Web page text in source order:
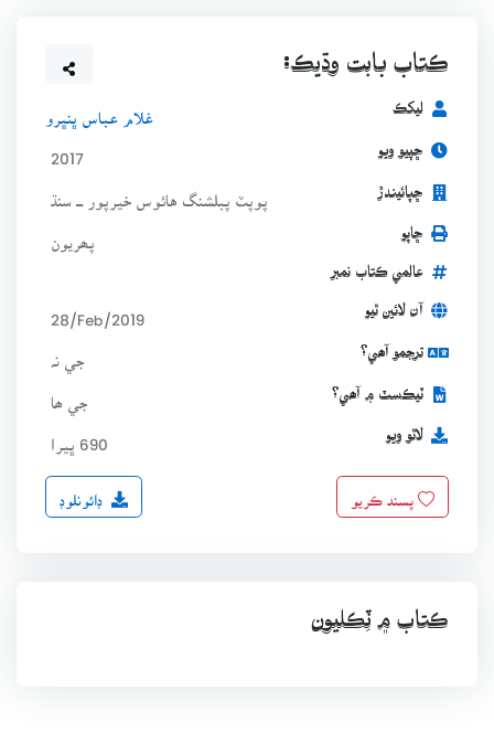
ڪتاب بابت وڌيڪ:
ليکڪ غلام عباس ڀنڀرو
ڇپيو ويو 2017
ڇپائيندڙ پوپٽ پبلشنگ هائوس خيرپور ـــ سنڌ
ڇاپو
عالمي ڪتاب نمبر
آن لائين ٿيو 28/Feb/2019
ترجمو آھي؟
ٽيڪسٽ ۾ آھي؟ جي ھا
لاٿو ويو 690 ڀيرا
پسند ڪريو ڊائونلوڊ
ڪتاب ۾ ٽِڪليون